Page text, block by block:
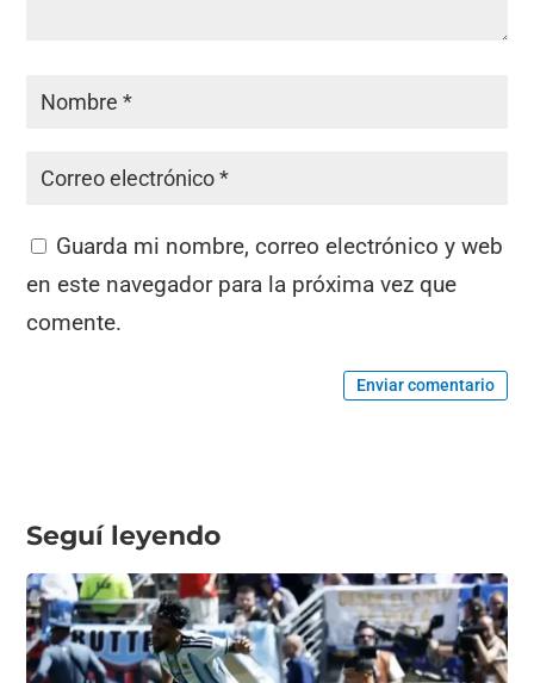
Guarda mi nombre, correo electrónico y web
en este navegador para la próxima vez que
comente.
Enviar comentario
Seguí leyendo